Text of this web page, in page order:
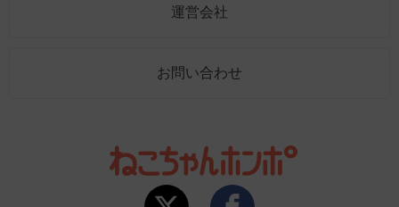
運営会社
お問い合わせ